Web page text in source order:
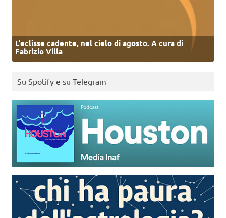
L’eclisse cadente, nel cielo di agosto. A cura di
Fabrizio Villa
Su Spotify e su Telegram